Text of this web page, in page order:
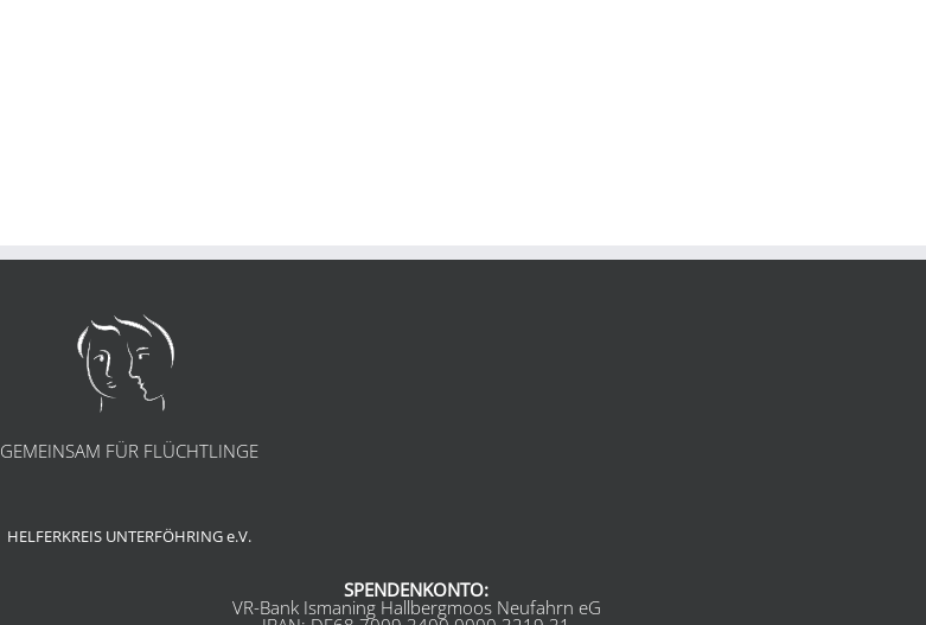
GEMEINSAM FÜR FLÜCHTLINGE
HELFERKREIS UNTERFÖHRING e.V.
SPENDENKONTO:
VR-Bank Ismaning Hallbergmoos Neufahrn eG